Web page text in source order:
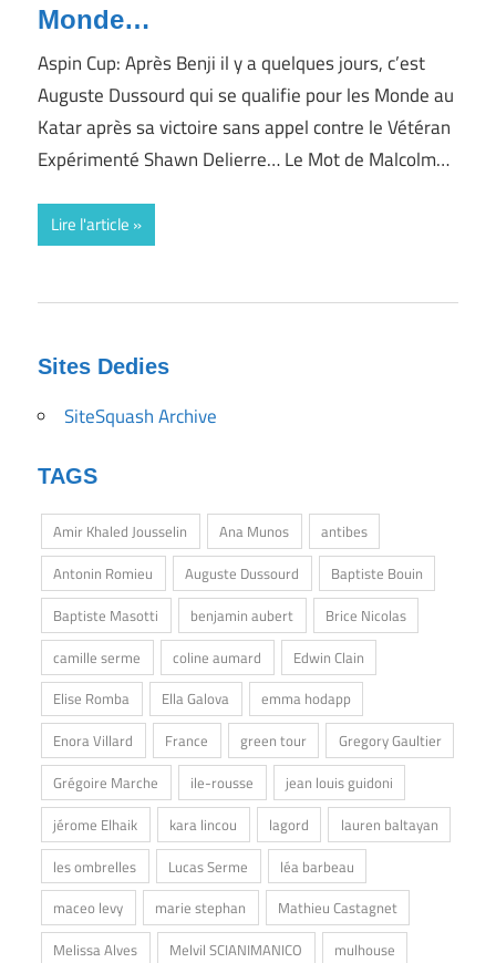
Monde…
Aspin Cup: Après Benji il y a quelques jours, c’est
Auguste Dussourd qui se qualifie pour les Monde au
Katar après sa victoire sans appel contre le Vétéran
Expérimenté Shawn Delierre… Le Mot de Malcolm…
Lire l'article
Sites Dedies
SiteSquash Archive
TAGS
Amir Khaled Jousselin Ana Munos
antibes
Antonin Romieu
Auguste Dussourd
Baptiste Bouin
Baptiste Masotti
benjamin aubert
Brice Nicolas
camille serme
coline aumard
Edwin Clain
Elise Romba
Ella Galova
emma hodapp
Enora Villard
France green tour
Gregory Gaultier
Grégoire Marche
ile-rousse
jean louis guidoni
jérome Elhaik
kara lincou lagord
lauren baltayan
les ombrelles
Lucas Serme
léa barbeau
maceo levy
marie stephan
Mathieu Castagnet
Melissa Alves
Melvil SCIANIMANICO
mulhouse